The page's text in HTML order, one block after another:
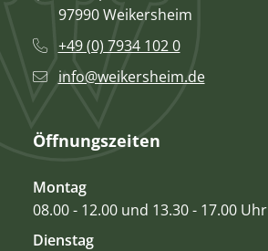
97990 Weikersheim
+49 (0) 7934 102 0
info@weikersheim.de
Öffnungszeiten
Montag
08.00 - 12.00 und 13.30 - 17.00 Uhr
Dienstag